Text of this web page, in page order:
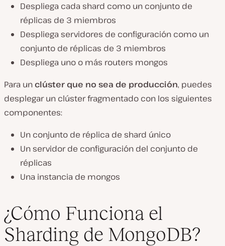
Despliega cada shard como un conjunto de
réplicas de 3 miembros
Despliega servidores de configuración como un
conjunto de réplicas de 3 miembros
Despliega uno o más routers mongos
Para un clúster que no sea de producción, puedes
desplegar un clúster fragmentado con los siguientes
componentes:
Un conjunto de réplica de shard único
Un servidor de configuración del conjunto de
réplicas
Una instancia de mongos
¿Cómo Funciona el
Sharding de MongoDB?